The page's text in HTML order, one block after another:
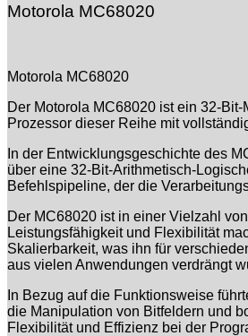
Motorola MC68020
Motorola MC68020
Der Motorola MC68020 ist ein 32-
Prozessor dieser Reihe mit
In der Entwicklungsgeschichte des
über eine 32-Bit-Arithmetisch-
Befehlspipeline, der die
Der MC68020 ist in einer Vielzahl
Leistungsfähigkeit und Flexibilität
Skalierbarkeit, was ihn für
aus vielen Anwendungen verdrängt
In Bezug auf die Funktionsweise
die Manipulation von Bitfeldern und
Flexibilität und Effizienz bei der